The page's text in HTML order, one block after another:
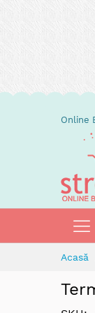
Online
Acasă